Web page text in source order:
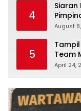
4
Siaran
Jaga
August
5
Tampil
Team
April 24,